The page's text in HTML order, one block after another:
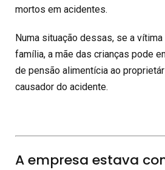
mortos em acidentes.
Numa situação dessas, se a
família, a mãe das crianças pode
de pensão alimentícia ao
causador do acidente.
A empresa estava